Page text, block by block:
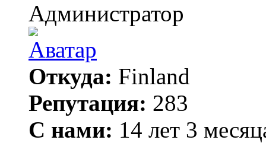
Администратор
Откуда: Finland
Репутация: 283
С нами: 14 лет 3